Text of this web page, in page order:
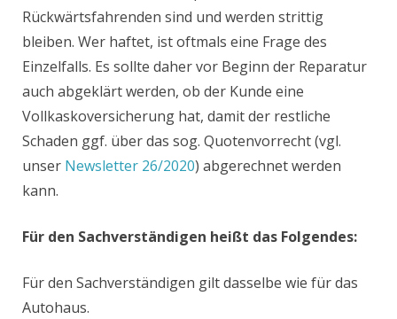
Rückwärtsfahrenden sind und werden strittig
bleiben. Wer haftet, ist oftmals eine Frage des
Einzelfalls. Es sollte daher vor Beginn der Reparatur
auch abgeklärt werden, ob der Kunde eine
Vollkaskoversicherung hat, damit der restliche
Schaden ggf. über das sog. Quotenvorrecht (vgl.
unser Newsletter 26/2020) abgerechnet werden
kann.
Für den Sachverständigen heißt das Folgendes:
Für den Sachverständigen gilt dasselbe wie für das
Autohaus.